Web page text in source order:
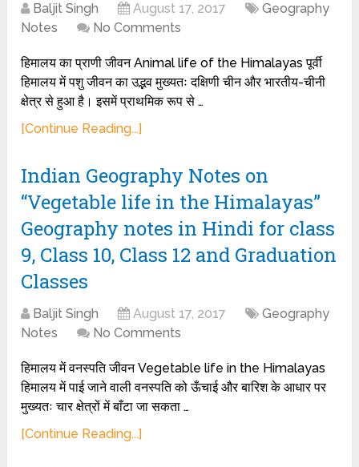
Baljit Singh August 17, 2017
Geography
Notes
No Comments
हिमालय का प्राणी जीवन Animal life of the Himalayas पूर्वी
हिमालय में पशु जीवन का उद्भव मुख्यतः दक्षिणी चीन और भारतीय-चीनी
क्षेत्र से हुआ है। इसमें प्राथमिक रूप से …
[Continue Reading...]
Indian Geography Notes on
“Vegetable life in the Himalayas”
Geography notes in Hindi for class
9, Class 10, Class 12 and Graduation
Classes
Baljit Singh August 17, 2017
Geography
Notes
No Comments
हिमालय में वनस्पति जीवन Vegetable life in the Himalayas
हिमालय में पाई जाने वाली वनस्पति को ऊँचाई और बारिश के आधार पर
मुख्यतः चार क्षेत्रों में बाँटा जा सकता …
[Continue Reading...]